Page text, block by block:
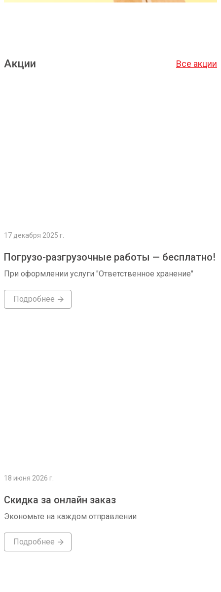
Акции Все акции
17 декабря 2025 г.
Погрузо-разгрузочные работы — бесплатно!
При оформлении услуги "Ответственное хранение"
Подробнее
18 июня 2026 г.
Скидка за онлайн заказ
Экономьте на каждом отправлении
Подробнее